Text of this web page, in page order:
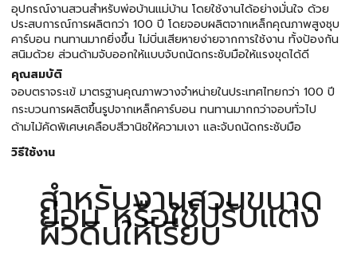
อุปกรณ์งานสวนสำหรับพ่อบ้านแม่บ้าน โดยใช้งานได้อย่างมั่นใจ ด้วย
ประสบการณ์การผลิตกว่า 100 ปี โดยจอบผลิตจากเหล็กคุณภาพสูงชุบ
คาร์บอน ทนทานมากยิ่งขึ้น ไม่บิ่นเสียหายง่ายจากการใช้งาน ทั้งป้องกัน
สนิมด้วย ส่วนด้ามจับออกให้แบบจับถนัดกระชับมือให้แรงขุดได้ดี
คุณสมบัติ
จอบตราจระเข้ มาตรฐานคุณภาพวางจำหน่ายในประเทศไทยกว่า 100 ปี
กระบวนการผลิตขึ้นรูปจากเหล็กคาร์บอน ทนทานมากกว่าจอบทั่วไป
ด้ามไม้คัดพิเศษเคลือบสีวานิชให้ความเงา และจับถนัดกระชับมือ
วิธีใช้งาน
สำหรับงานสวนขนาด
ย่อม หรือใช้ปรับแต่ง
ผิวดินให้เรียบ